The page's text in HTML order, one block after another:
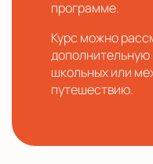
программе.
Курс можно
дополнительную
школьных или
путешествию.